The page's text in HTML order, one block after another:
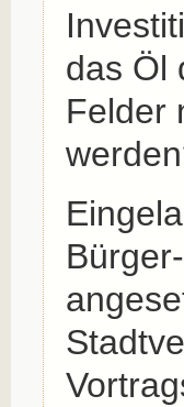
das Öl
Felder